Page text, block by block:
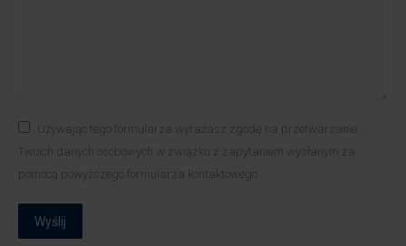
Używając tego formularza wyrażasz zgodę na przetwarzanie
Twoich danych osobowych w związku z zapytaniem wysłanym za
pomocą powyższego formularza kontaktowego
Wyślij